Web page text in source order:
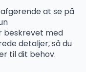
at se på
beskrevet med
detaljer, så du
til dit behov.